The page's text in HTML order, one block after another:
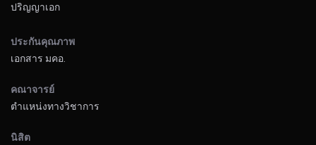
ปริญญาเอก
ประกันคุณภาพ
เอกสาร มคอ.
คณาจารย์
ตำแหน่งทางวิชาการ
นิสิต